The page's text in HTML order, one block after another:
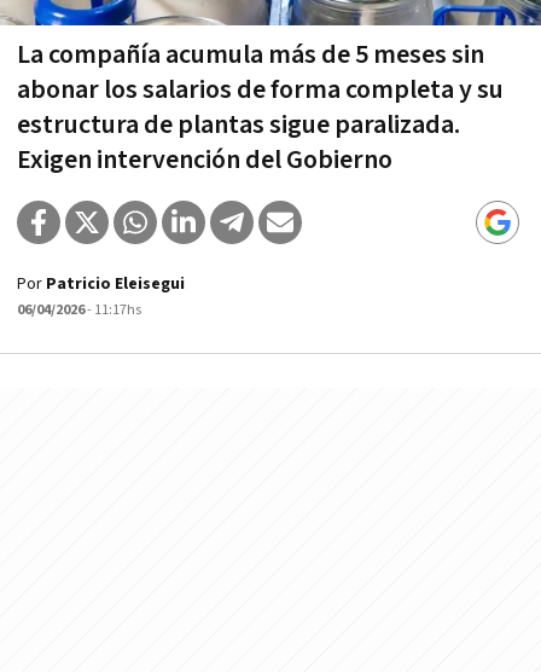
La compañía acumula más de 5 meses sin
abonar los salarios de forma completa y su
estructura de plantas sigue paralizada.
Exigen intervención del Gobierno
Por Patricio Eleisegui
06/04/2026- 11:17hs